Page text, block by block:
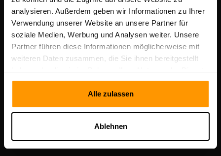
analysieren. Außerdem geben wir Informationen zu Ihrer
Verwendung unserer Website an unsere Partner für
soziale Medien, Werbung und Analysen weiter. Unsere
Partner führen diese Informationen möglicherweise mit
weiteren Daten zusammen, die Sie ihnen bereitgestellt
haben oder die sie im Rahmen Ihrer Nutzung der Dienste
gesammelt haben.
Alle zulassen
Ablehnen
Scalable Hosting Solutions OÜ
Registrierungscode: 14652605
Umsatzsteuer-Identifikationsnummer: EE102133820
Adresse: Harju maakond, Tallinn, Kesklinna linnaosa,
Vesivärava tn 50-201, 10152